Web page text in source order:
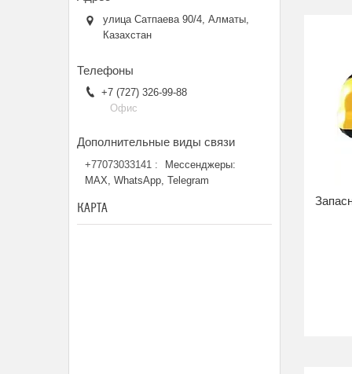
улица Сатпаева 90/4, Алматы,
Казахстан
+7 (727) 326-99-88
Офис
+77073033141
Мессенджеры:
MAX, WhatsApp, Telegram
КАРТА